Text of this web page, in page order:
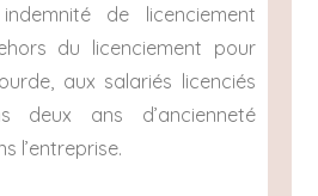
de licenciement
du licenciement pour
aux salariés licenciés
deux ans d’ancienneté
l’entreprise.